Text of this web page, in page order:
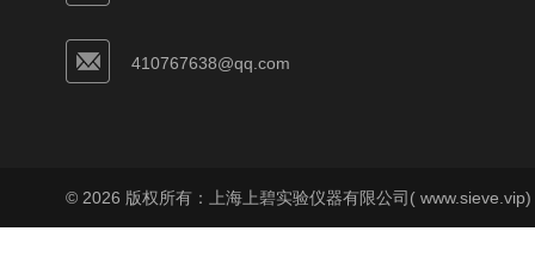
410767638@qq.com
© 2026 版权所有：上海上碧实验仪器有限公司(